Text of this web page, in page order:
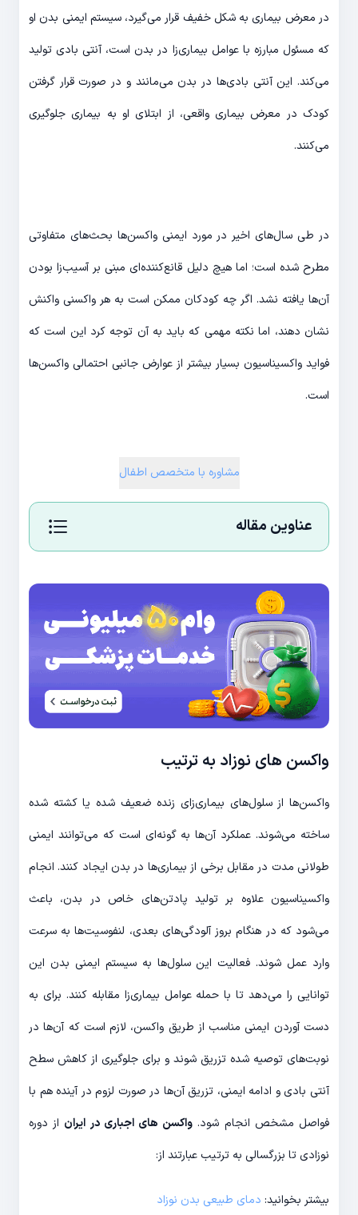
در معرض بیماری به شکل خفیف قرار می‌گیرد، سیستم ایمنی بدن او
که مسئول مبارزه با عوامل بیماری‌زا در بدن است، آنتی بادی تولید
می‌کند. این آنتی بادی‌ها در بدن می‌مانند و در صورت قرار گرفتن
کودک در معرض بیماری واقعی، از ابتلای او به بیماری جلوگیری
می‌کنند.
در طی سال‌های اخیر در مورد ایمنی واکسن‌ها بحث‌های متفاوتی
مطرح شده است؛ اما هیچ دلیل قانع‌کننده‌ای مبنی بر آسیب‌زا بودن
آن‌ها یافته نشد. اگر چه کودکان ممکن است به هر واکسنی واکنش
نشان دهند، اما نکته مهمی که باید به آن توجه کرد این است که
فواید واکسیناسیون بسیار بیشتر از عوارض جانبی احتمالی واکسن‌ها
است.
مشاوره با متخصص اطفال
عناوین مقاله
واکسن های نوزاد به ترتیب
واکسن‌ها از سلول‌های بیماری‌زای زنده ضعیف شده یا کشته شده
ساخته می‌شوند. عملکرد آن‌ها به گونه‌ای است که می‌توانند ایمنی
طولانی مدت در مقابل برخی از بیماری‌ها در بدن ایجاد کنند. انجام
واکسیناسیون علاوه بر تولید پادتن‌های خاص در بدن، باعث
می‌شود که در هنگام بروز آلودگی‌های بعدی، لنفوسیت‌ها به سرعت
وارد عمل شوند. فعالیت این سلول‌ها به سیستم ایمنی بدن این
توانایی را می‌دهد تا با حمله عوامل بیماری‌زا مقابله کنند. برای به
دست آوردن ایمنی مناسب از طریق واکسن، لازم است که آن‌ها در
نوبت‌های توصیه شده تزریق شوند و برای جلوگیری از کاهش سطح
آنتی بادی و ادامه ایمنی، تزریق آن‌ها در صورت لزوم در آینده هم با
فواصل مشخص انجام شود. واکسن های اجباری در ایران از دوره
نوزادی تا بزرگسالی به ترتیب عبارتند از:
بیشتر بخوانید: دمای طبیعی بدن نوزاد